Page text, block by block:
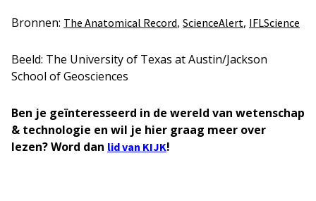
Bronnen: The Anatomical Record, ScienceAlert, IFLScience
Beeld: The University of Texas at Austin/Jackson
School of Geosciences
Ben je geïnteresseerd in de wereld van wetenschap
& technologie en wil je hier graag meer over
lezen? Word dan lid van KIJK!